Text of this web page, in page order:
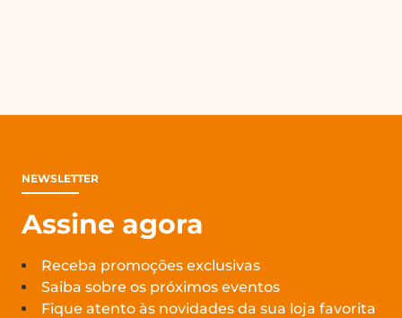
NEWSLETTER
Assine agora
Receba promoções exclusivas
Saiba sobre os próximos eventos
Fique atento às novidades da sua loja favorita